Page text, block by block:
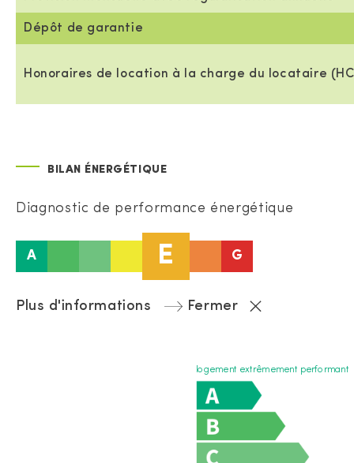
Dépôt de garantie
Honoraires de location à la charge du locataire
BILAN ÉNERGÉTIQUE
Diagnostic de performance énergétique
A E G
Plus d'informations Fermer
logement extrêmement performant